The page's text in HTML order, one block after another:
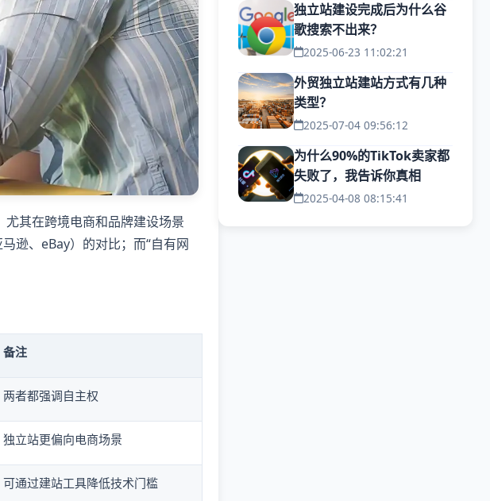
尤其在跨境电商和品牌建设场景
逊、eBay）的对比；而“自有网
备注
两者都强调自主权
独立站更偏向电商场景
可通过建站工具降低技术门槛
独立站建设完成后为什么谷
歌搜索不出来？
2025-06-23 11:02:21
外贸独立站建站方式有几种
类型？
2025-07-04 09:56:12
为什么90%的TikTok卖家都
失败了，我告诉你真相
2025-04-08 08:15:41